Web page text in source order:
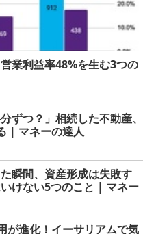
業利益率48%を生む3つの
ずつ？」相続した不動産、
| マネーの達人
瞬間、資産形成は失敗す
けない5つのこと | マネー
が進化！イーサリアムで気